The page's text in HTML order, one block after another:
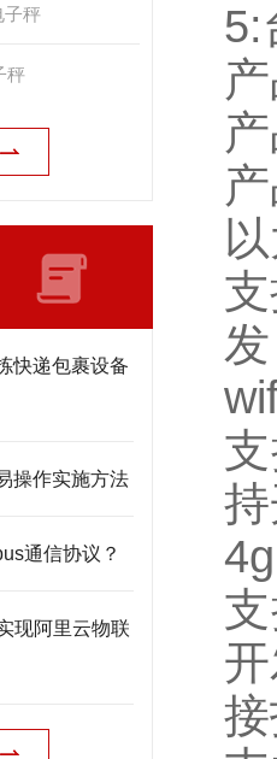
子秤
秤
快递包裹设备
操作实施方法
通信协议？
现阿里云物联
5:
发
4g